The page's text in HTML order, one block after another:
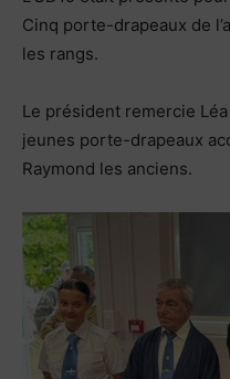
Cinq porte-drapeaux de
les rangs.
Le président remercie
jeunes porte-drapeaux
Raymond les anciens.